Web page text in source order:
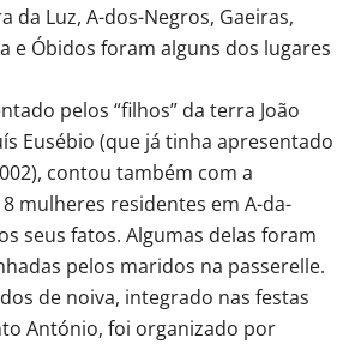
da Luz, A-dos-Negros, Gaeiras,
e Óbidos foram alguns dos lugares
pelos “filhos” da terra João
Eusébio (que já tinha apresentado
contou também com a
mulheres residentes em A-da-
seus fatos. Algumas delas foram
pelos maridos na passerelle.
de noiva, integrado nas festas
António, foi organizado por